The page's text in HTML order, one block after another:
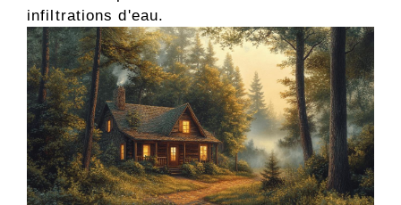
infiltrations d'eau.